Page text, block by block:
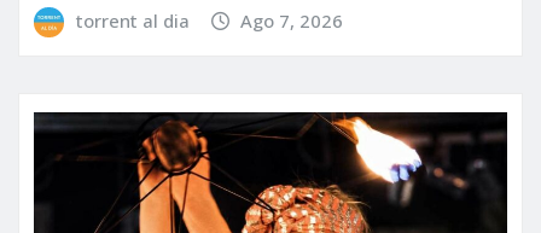
torrent al dia Ago 7, 2026